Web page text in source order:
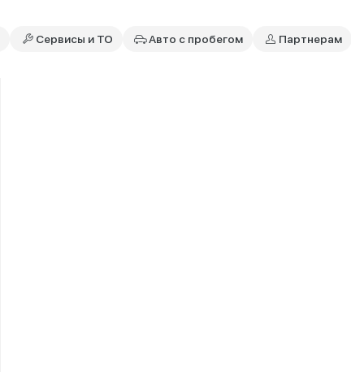
Сервисы и ТО Авто с пробегом Партнерам